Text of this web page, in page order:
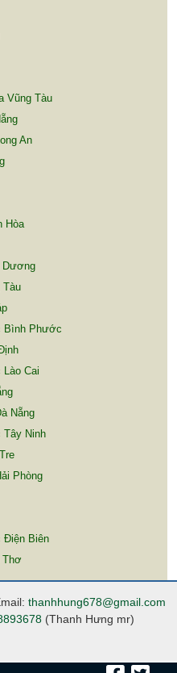
Vũng Tàu
An
Hòa
Dương
Tàu
Bình Phước
Lào Cai
Nẵng
Tây Ninh
Phòng
Điện Biên
Thơ
thanhhung678@gmail.com
(Thanh Hưng mr)